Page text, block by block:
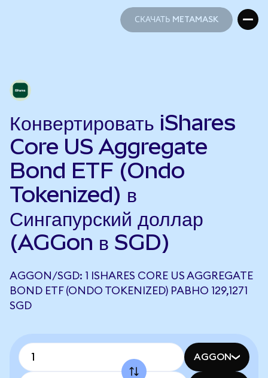
СКАЧАТЬ METAMASK
Конвертировать iShares
Core US Aggregate
Bond ETF (Ondo
Tokenized) в
Сингапурский доллар
(AGGon в SGD)
AGGON/SGD: 1 ISHARES CORE US AGGREGATE
BOND ETF (ONDO TOKENIZED) РАВНО 129,1271
SGD
AGGON